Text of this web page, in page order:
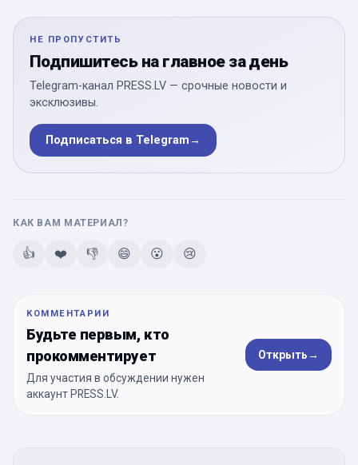
НЕ ПРОПУСТИТЬ
Подпишитесь на главное за день
Telegram-канал PRESS.LV — срочные новости и
эксклюзивы.
Подписаться в Telegram→
КАК ВАМ МАТЕРИАЛ?
👍 ❤️ 👎 😄 😮 😢
КОММЕНТАРИИ
Будьте первым, кто
прокомментирует
Для участия в обсуждении нужен
аккаунт PRESS.LV.
Открыть→